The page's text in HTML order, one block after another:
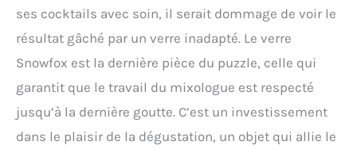
ses cocktails avec soin, il serait dommage de voir le
résultat gâché par un verre inadapté. Le verre
Snowfox est la dernière pièce du puzzle, celle qui
garantit que le travail du mixologue est respecté
jusqu’à la dernière goutte. C’est un investissement
dans le plaisir de la dégustation, un objet qui allie le